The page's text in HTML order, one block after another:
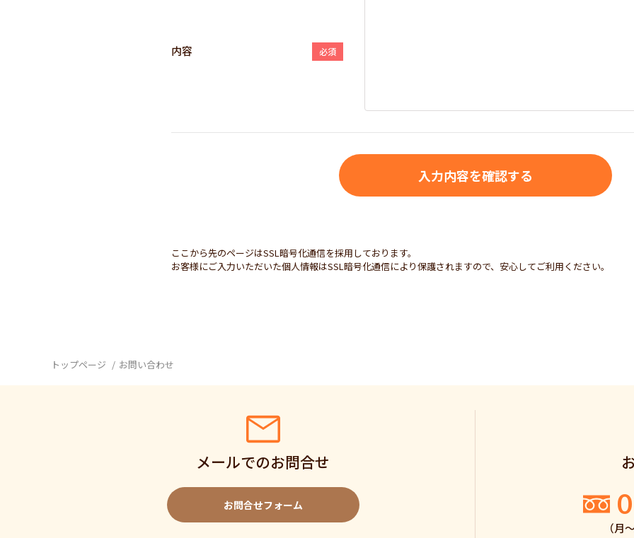
内容
ここから先のページはSSL暗号化通信を採用しております。
お客様にご入力いただいた個人情報はSSL暗号化通信により保護されますので、安心してご利用ください。
トップページ お問い合わせ
メールでのお問合せ
お問合せフォーム
（月